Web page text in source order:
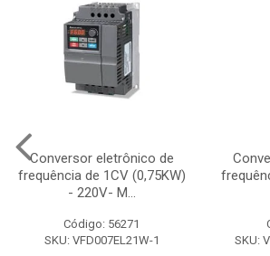
Conversor eletrônico de
frequência de 1CV (0,75KW)
- 220V- M...
Código: 56271
SKU: VFD007EL21W-1
SKU: